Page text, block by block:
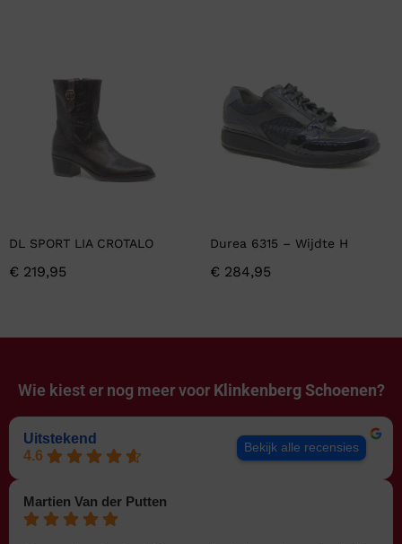
DL SPORT LIA CROTALO
€ 219,95
Durea 6315 – Wijdte H
€ 284,95
Wie kiest er nog meer voor Klinkenberg Schoenen?
Uitstekend
4.6
Bekijk alle recensies
Martien Van der Putten